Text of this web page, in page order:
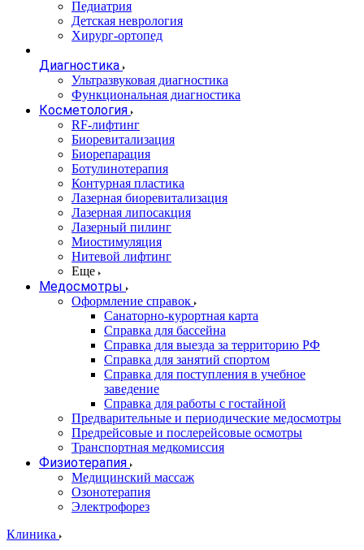
Педиатрия
Детская неврология
Хирург-ортопед
Диагностика
Ультразвуковая диагностика
Функциональная диагностика
Косметология
RF-лифтинг
Биоревитализация
Биорепарация
Ботулинотерапия
Контурная пластика
Лазерная биоревитализация
Лазерная липосакция
Лазерный пилинг
Миостимуляция
Нитевой лифтинг
Еще
Медосмотры
Оформление справок
Санаторно-курортная карта
Справка для бассейна
Справка для выезда за территорию РФ
Справка для занятий спортом
Справка для поступления в учебное
заведение
Справка для работы с гостайной
Предварительные и периодические медосмотры
Предрейсовые и послерейсовые осмотры
Транспортная медкомиссия
Физиотерапия
Медицинский массаж
Озонотерапия
Электрофорез
Клиника